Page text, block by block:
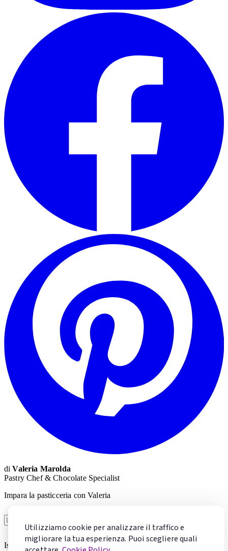
Utilizziamo cookie per analizzare il traffico e
migliorare la tua esperienza. Puoi scegliere quali
diValeria Marolda
Pastry Chef & Chocolate Specialist
Impara la pasticceria con Valeria
Iscrivendoti accetti la Privacy Policy
. Puoi cancellarti in qualsiasi